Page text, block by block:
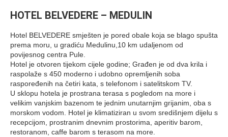
HOTEL BELVEDERE – MEDULIN
Hotel BELVEDERE smješten je pored obale koja se blago spušta
prema moru, u gradiću Medulinu,10 km udaljenom od
povijesnog centra Pule.
Hotel je otvoren tijekom cijele godine; Građen je od dva krila i
raspolaže s 450 moderno i udobno opremljenih soba
raspoređenih na četiri kata, s telefonom i satelitskom TV.
U sklopu hotela je prostrana terasa s pogledom na more i
velikim vanjskim bazenom te jednim unutarnjim grijanim, oba s
morskom vodom. Hotel je klimatiziran u svom središnjem dijelu s
recepcijom, prostranim dnevnim prostorima, aperitiv barom,
restoranom, caffe barom s terasom na more.